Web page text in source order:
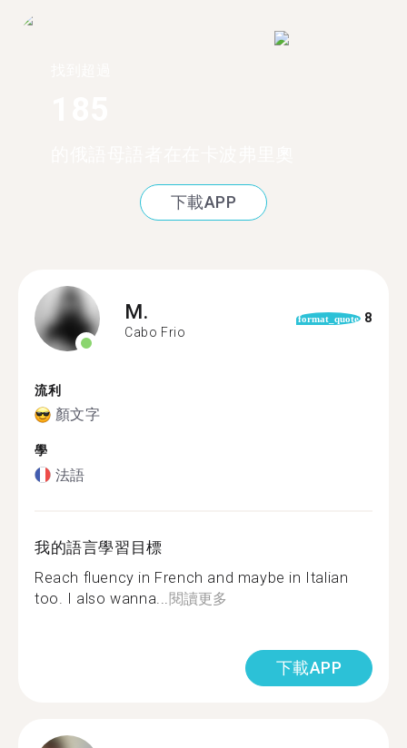
下載APP
M.
Cabo Frio
format_quote 8
流利
顏文字
學
法語
我的語言學習目標
Reach fluency in French and maybe in Italian
too. I also wanna... 閱讀更多
下載APP